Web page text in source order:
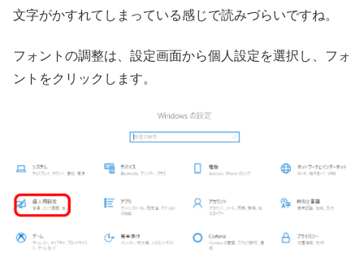
文字がかすれてしまっている感じで読みづらいですね。
フォントの調整は、設定画面から個人設定を選択し、フォ
ントをクリックします。